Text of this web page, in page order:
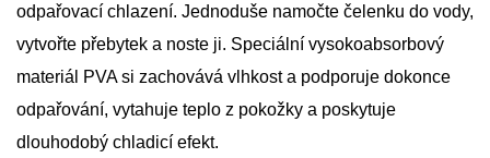
odpařovací chlazení. Jednoduše namočte čelenku do vody,
vytvořte přebytek a noste ji. Speciální vysokoabsorbový
materiál PVA si zachovává vlhkost a podporuje dokonce
odpařování, vytahuje teplo z pokožky a poskytuje
dlouhodobý chladicí efekt.